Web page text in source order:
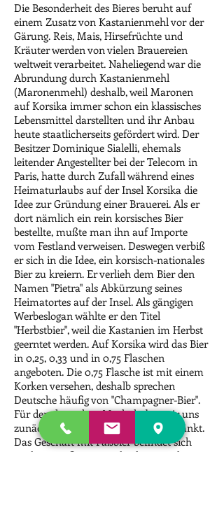
Die Besonderheit des Bieres beruht auf
einem Zusatz von Kastanienmehl vor der
Gärung. Reis, Mais, Hirsefrüchte und
Kräuter werden von vielen Brauereien
weltweit verarbeitet. Naheliegend war die
Abrundung durch Kastanienmehl
(Maronenmehl) deshalb, weil Maronen
auf Korsika immer schon ein klassisches
Lebensmittel darstellten und ihr Anbau
heute staatlicherseits gefördert wird. Der
Besitzer Dominique Sialelli, ehemals
leitender Angestellter bei der Telecom in
Paris, hatte durch Zufall während eines
Heimaturlaubs auf der Insel Korsika die
Idee zur Gründung einer Brauerei. Als er
dort nämlich ein rein korsisches Bier
bestellte, mußte man ihn auf Importe
vom Festland verweisen. Deswegen verbiß
er sich in die Idee, ein korsisch-nationales
Bier zu kreiern. Er verlieh dem Bier den
Namen "Pietra" als Abkürzung seines
Heimatortes auf der Insel. Als gängigen
Werbeslogan wählte er den Titel
"Herbstbier", weil die Kastanien im Herbst
geerntet werden. Auf Korsika wird das Bier
in 0,25, 0,33 und in 0,75 Flaschen
angeboten. Die 0,75 Flasche ist mit einem
Korken versehen, deshalb sprechen
Deutsche häufig von "Champagner-Bier".
Für den deutschen Markt haben wir uns
zunächst auf die 0,33 Flasche beschränkt.
Das Geschäft mit Faßbier befindet sich
noch im Aufbau. Im Jahr der Gründung